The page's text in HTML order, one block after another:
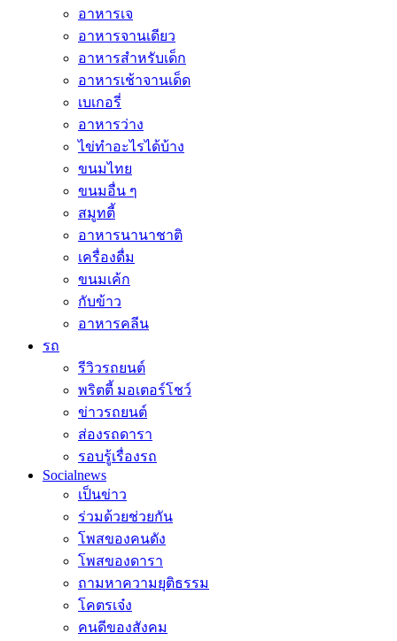
อาหารเจ
อาหารจานเดียว
อาหารสำหรับเด็ก
อาหารเช้าจานเด็ด
เบเกอรี่
อาหารว่าง
ไข่ทำอะไรได้บ้าง
ขนมไทย
ขนมอื่น ๆ
สมูทตี้
อาหารนานาชาติ
เครื่องดื่ม
ขนมเค้ก
กับข้าว
อาหารคลีน
รถ
รีวิวรถยนต์
พริตตี้ มอเตอร์โชว์
ข่าวรถยนต์
ส่องรถดารา
รอบรู้เรื่องรถ
Socialnews
เป็นข่าว
ร่วมด้วยช่วยกัน
โพสของคนดัง
โพสของดารา
ถามหาความยุติธรรม
โคตรเจ๋ง
คนดีของสังคม